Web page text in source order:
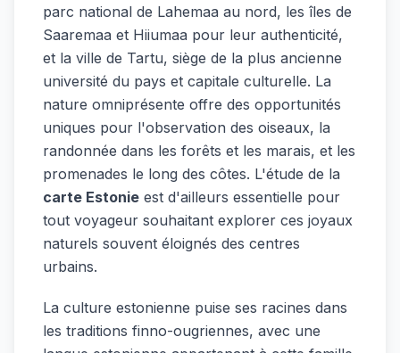
parc national de Lahemaa au nord, les îles de
Saaremaa et Hiiumaa pour leur authenticité,
et la ville de Tartu, siège de la plus ancienne
université du pays et capitale culturelle. La
nature omniprésente offre des opportunités
uniques pour l'observation des oiseaux, la
randonnée dans les forêts et les marais, et les
promenades le long des côtes. L'étude de la
carte Estonie est d'ailleurs essentielle pour
tout voyageur souhaitant explorer ces joyaux
naturels souvent éloignés des centres
urbains.
La culture estonienne puise ses racines dans
les traditions finno-ougriennes, avec une